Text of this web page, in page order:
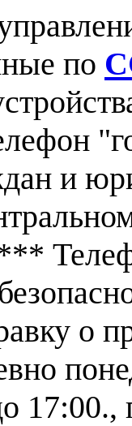
по
и
о
17:00.,